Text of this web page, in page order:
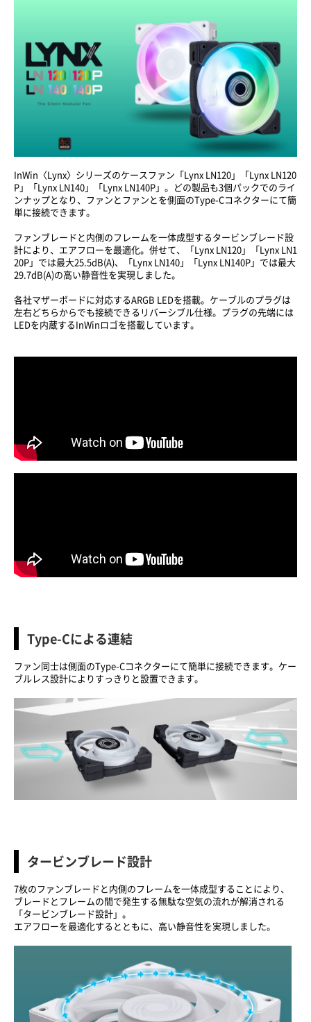
InWin〈Lynx〉シリーズのケースファン「Lynx LN120」「Lynx LN120
P」「Lynx LN140」「Lynx LN140P」。どの製品も3個パックでのライ
ンナップとなり、ファンとファンとを側面のType-Cコネクターにて簡
単に接続できます。
ファンブレードと内側のフレームを一体成型するタービンブレード設
計により、エアフローを最適化。併せて、「Lynx LN120」「Lynx LN1
20P」では最大25.5dB(A)、「Lynx LN140」「Lynx LN140P」では最大
29.7dB(A)の高い静音性を実現しました。
各社マザーボードに対応するARGB LEDを搭載。ケーブルのプラグは
左右どちらからでも接続できるリバーシブル仕様。プラグの先端には
LEDを内蔵するInWinロゴを搭載しています。
Type-Cによる連結
ファン同士は側面のType-Cコネクターにて簡単に接続できます。ケー
ブルレス設計によりすっきりと設置できます。
タービンブレード設計
7枚のファンブレードと内側のフレームを一体成型することにより、
ブレードとフレームの間で発生する無駄な空気の流れが解消される
「タービンブレード設計」。
エアフローを最適化するとともに、高い静音性を実現しました。